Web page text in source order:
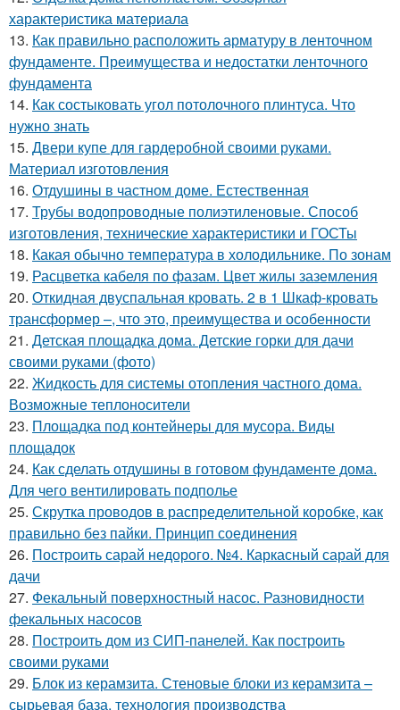
характеристика материала
13. Как правильно расположить арматуру в ленточном
фундаменте. Преимущества и недостатки ленточного
фундамента
14. Как состыковать угол потолочного плинтуса. Что
нужно знать
15. Двери купе для гардеробной своими руками.
Материал изготовления
16. Отдушины в частном доме. Естественная
17. Трубы водопроводные полиэтиленовые. Способ
изготовления, технические характеристики и ГОСТы
18. Какая обычно температура в холодильнике. По зонам
19. Расцветка кабеля по фазам. Цвет жилы заземления
20. Откидная двуспальная кровать. 2 в 1 Шкаф-кровать
трансформер –, что это, преимущества и особенности
21. Детская площадка дома. Детские горки для дачи
своими руками (фото)
22. Жидкость для системы отопления частного дома.
Возможные теплоносители
23. Площадка под контейнеры для мусора. Виды
площадок
24. Как сделать отдушины в готовом фундаменте дома.
Для чего вентилировать подполье
25. Скрутка проводов в распределительной коробке, как
правильно без пайки. Принцип соединения
26. Построить сарай недорого. №4. Каркасный сарай для
дачи
27. Фекальный поверхностный насос. Разновидности
фекальных насосов
28. Построить дом из СИП-панелей. Как построить
своими руками
29. Блок из керамзита. Стеновые блоки из керамзита –
сырьевая база, технология производства